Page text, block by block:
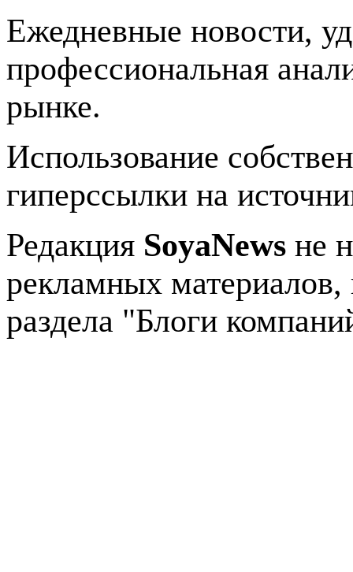
Ежедневные новости,
профессиональная
рынке.
Использование
гиперссылки на
Редакция SoyaNews не
рекламных
раздела "Блоги